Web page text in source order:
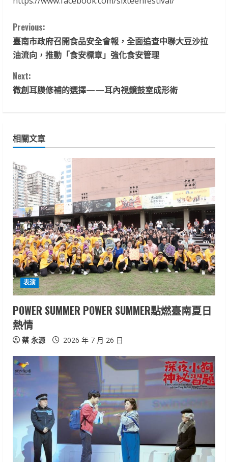
C
o
n
t
n
u
e
R
e
a
d
i
n
g
Previous:
臺南市政府召開食品安全會報，全面追查中聯大豆沙拉
油流向，推動「食安標章」強化食安管理
Next:
微創耳膜修補的選擇——耳內視鏡鼓室成形術
相關文章
表演
POWER SUMMER POWER SUMMER點燃臺南夏日
熱情
蔡 永源 2026 年 7 月 26 日